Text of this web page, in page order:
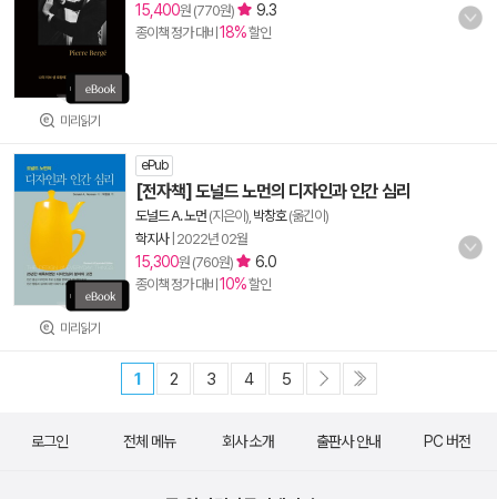
미리읽기
15,400원 (770원) 9.3
종이책 정가 대비 18%할인
미리읽기
ePub
[전자책] 도널드 노먼의 디자인과 인간 심리
도널드 A. 노먼 (지은이), 박창호(옮긴이)
학지사| 2022년 02월
15,300원 (760원) 6.0
종이책 정가 대비 10%할인
1 2 3 4 5
로그인 전체 메뉴 회사 소개 출판사 안내 PC 버전